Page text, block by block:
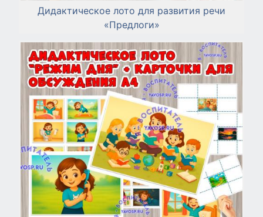
Дидактическое лото для развития речи
«Предлоги»